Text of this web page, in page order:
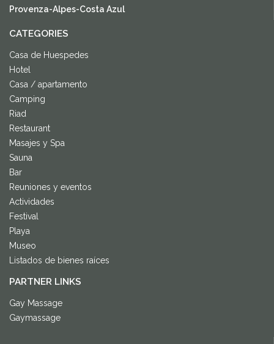
Provenza-Alpes-Costa Azul
CATEGORIES
Casa de Huespedes
Hotel
Casa / apartamento
Camping
Riad
Restaurant
Masajes y Spa
Sauna
Bar
Reuniones y eventos
Actividades
Festival
Playa
Museo
Listados de bienes raíces
PARTNER LINKS
Gay Massage
Gaymassage